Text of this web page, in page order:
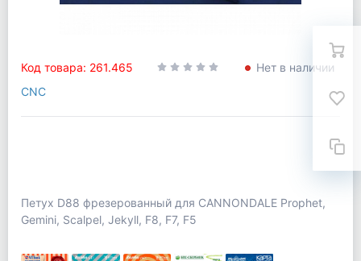
Код товара: 261.465
Нет в наличии
CNC
Петух D88 фрезерованный для CANNONDALE Prophet,
Gemini, Scalpel, Jekyll, F8, F7, F5